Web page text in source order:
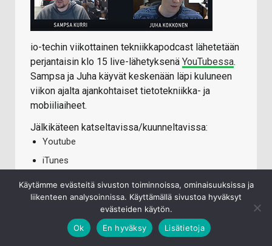
io-techin viikottainen tekniikkapodcast lähetetään
perjantaisin klo 15 live-lähetyksenä YouTubessa.
Sampsa ja Juha käyvät keskenään läpi kuluneen
viikon ajalta ajankohtaiset tietotekniikka- ja
mobiiliaiheet.
Jälkikäteen katseltavissa/kuunneltavissa:
Youtube
iTunes
Spotify
TECHBBS UUSIMMAT VIESTIT
Käytämme evästeitä sivuston toiminnoissa, ominaisuuksissa ja
liikenteen analysoinnissa. Käyttämällä sivustoa hyväksyt
evästeiden käytön.
Ok
En hyväksy Lisätietoja